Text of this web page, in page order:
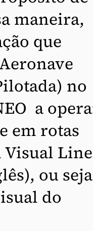
maneira,
que
no
a
em rotas
Visual Line
ou
do